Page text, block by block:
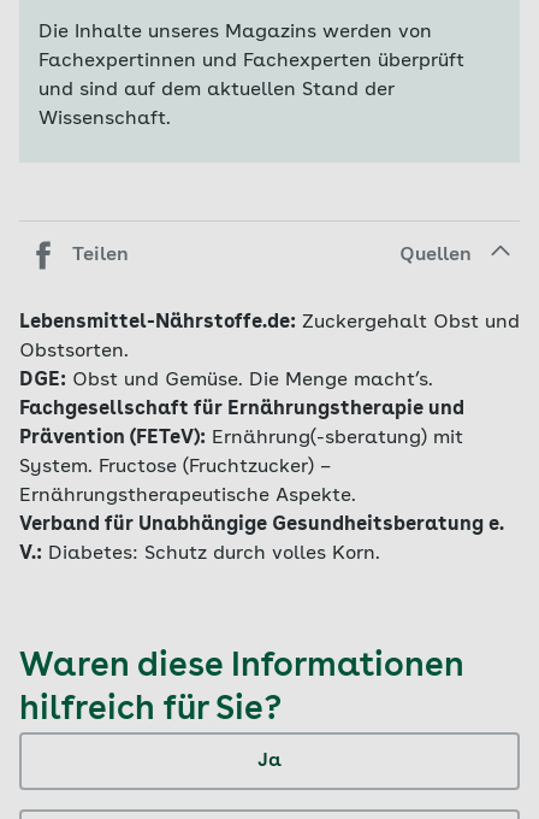
Die Inhalte unseres Magazins werden von
Fachexpertinnen und Fachexperten überprüft
und sind auf dem aktuellen Stand der
Wissenschaft.
Teilen Quellen
Lebensmittel-Nährstoffe.de: Zuckergehalt Obst und
Obstsorten.
DGE: Obst und Gemüse. Die Menge macht’s.
Fachgesellschaft für Ernährungstherapie und
Prävention (FETeV): Ernährung(-sberatung) mit
System. Fructose (Fruchtzucker) –
Ernährungstherapeutische Aspekte.
Verband für Unabhängige Gesundheitsberatung e.
V.: Diabetes: Schutz durch volles Korn.
Waren diese Informationen
hilfreich für Sie?
Ja